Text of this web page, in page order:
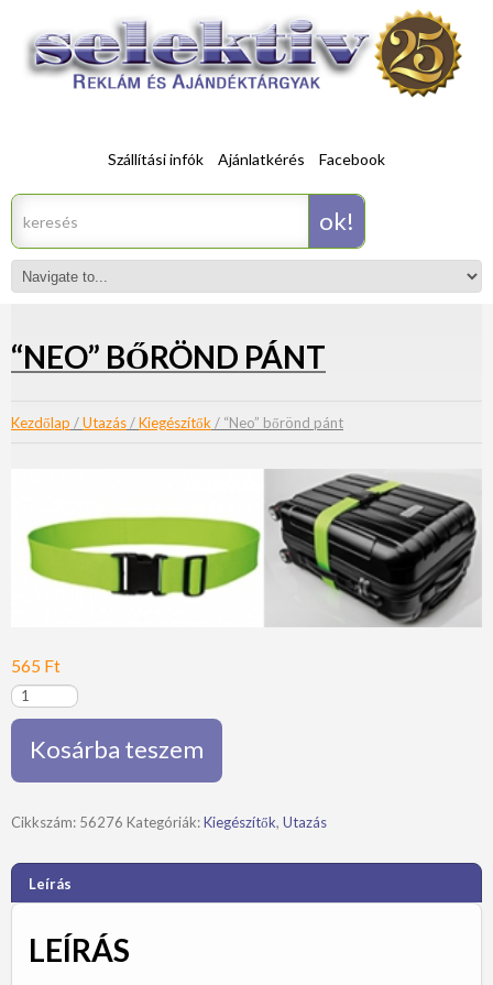
Szállítási infók Ajánlatkérés Facebook
“NEO” BŐRÖND PÁNT
Kezdőlap /Utazás/Kiegészítők/ “Neo” bőrönd pánt
565 Ft
"Neo"
bőrönd
pánt
mennyiség
Kosárba teszem
Cikkszám: 56276 Kategóriák:Kiegészítők, Utazás
Leírás
LEÍRÁS